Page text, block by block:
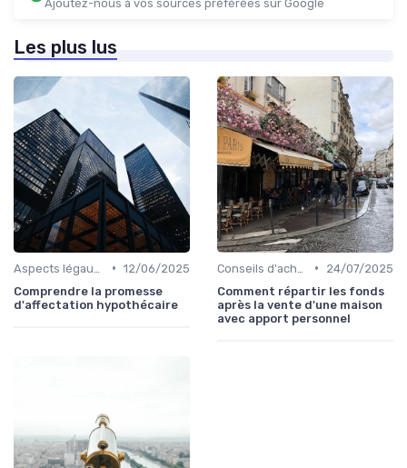
Ajoutez-nous à vos sources préférées sur Google
Les plus lus
• 12/06/2025
Comprendre la promesse
d'affectation hypothécaire
•
24/07/2025
Comment répartir les fonds
après la vente d'une maison
avec apport personnel